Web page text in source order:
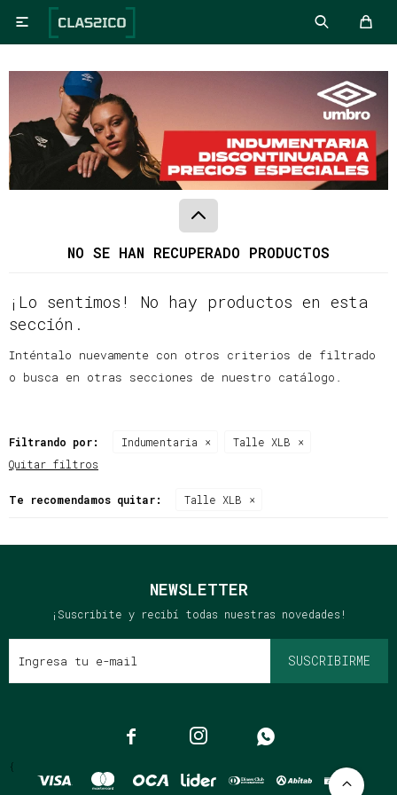

NO SE HAN RECUPERADO PRODUCTOS
¡Lo sentimos! No hay productos en esta
sección.
Inténtalo nuevamente con otros criterios de filtrado
o busca en otras secciones de nuestro catálogo.
Filtrando por: Indumentaria
Talle XLB
Quitar filtros
Te recomendamos quitar: Talle XLB
NEWSLETTER
¡Suscribite y recibí todas nuestras novedades!
SUSCRIBIRME
  
{